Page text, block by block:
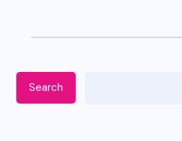
Search